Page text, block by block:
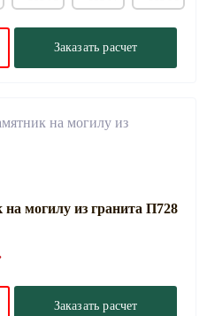
Заказать расчет
могилу из гранита П728
Заказать расчет